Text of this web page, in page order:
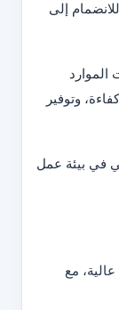
إلى
وتوفير
في بيئة عمل
مع